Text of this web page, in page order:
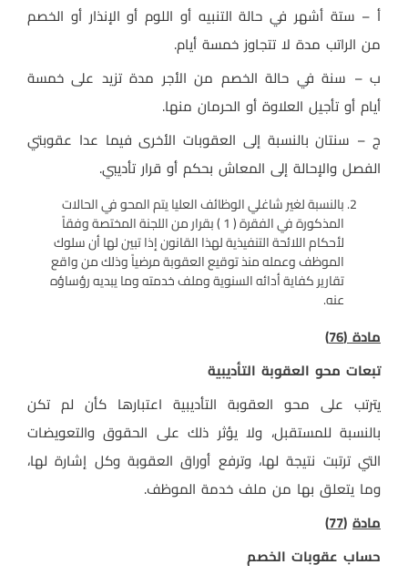
أ – ستة أشهر في حالة التنبيه أو اللوم أو الإنذار أو الخصم
من الراتب مدة لا تتجاوز خمسة أيام.
ب – سنة في حالة الخصم من الأجر مدة تزيد على خمسة
أيام أو تأجيل العلاوة أو الحرمان منها.
ج – سنتان بالنسبة إلى العقوبات الأخرى فيما عدا عقوبتي
الفصل والإحالة إلى المعاش بحكم أو قرار تأديبي.
بالنسبة لغير شاغلي الوظائف العليا يتم المحو في الحالات
المذكورة في الفقرة ( 1 ) بقرار من اللجنة المختصة وفقاً
لأحكام اللائحة التنفيذية لهذا القانون إذا تبين لها أن سلوك
الموظف وعمله منذ توقيع العقوبة مرضياً وذلك من واقع
تقارير كفاية أدائه السنوية وملف خدمته وما يبديه رؤساؤه
عنه.
مادة (76)
تبعات محو العقوبة التأديبية
يترتب على محو العقوبة التأديبية اعتبارها كأن لم تكن
بالنسبة للمستقبل، ولا يؤثر ذلك على الحقوق والتعويضات
التي ترتبت نتيجة لها، وترفع أوراق العقوبة وكل إشارة لها،
وما يتعلق بها من ملف خدمة الموظف.
مادة (77)
حساب عقوبات الخصم